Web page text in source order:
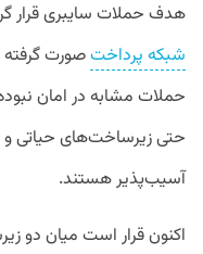
هدف حملات سایبری قرار
شبکه پرداختصورت گرفته
حملات مشابه در امان
حتی زیرساخت‌های حیاتی و
آسیب‌پذیر هستند.
اکنون قرار است میان دو